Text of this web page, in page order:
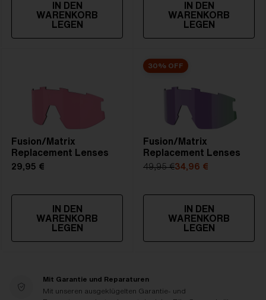
IN DEN
WARENKORB
LEGEN
IN DEN
WARENKORB
LEGEN
Fusion/Matrix
Replacement Lenses
29,95 €
IN DEN
WARENKORB
LEGEN
30% OFF
Fusion/Matrix
Replacement Lenses
49,95 €34,96 €
IN DEN
WARENKORB
LEGEN
Mit Garantie und Reparaturen
Mit unseren ausgeklügelten Garantie- und